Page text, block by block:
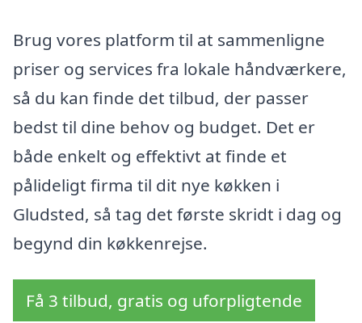
Brug vores platform til at sammenligne
priser og services fra lokale håndværkere,
så du kan finde det tilbud, der passer
bedst til dine behov og budget. Det er
både enkelt og effektivt at finde et
pålideligt firma til dit nye køkken i
Gludsted, så tag det første skridt i dag og
begynd din køkkenrejse.
Få 3 tilbud, gratis og uforpligtende